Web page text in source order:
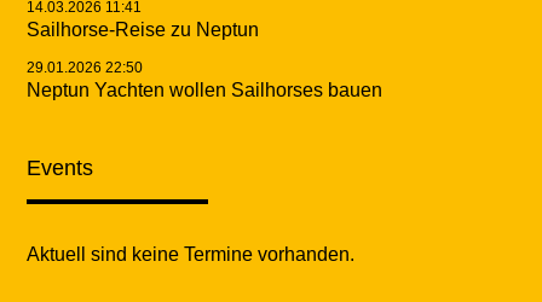
14.03.2026 11:41
Sailhorse-Reise zu Neptun
29.01.2026 22:50
Neptun Yachten wollen Sailhorses bauen
Events
Aktuell sind keine Termine vorhanden.